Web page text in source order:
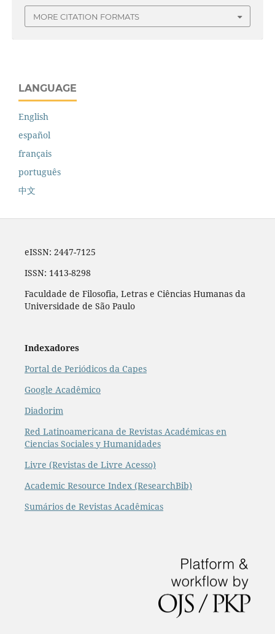
MORE CITATION FORMATS
LANGUAGE
English
español
français
português
中文
eISSN: 2447-7125
ISSN: 1413-8298
Faculdade de Filosofia, Letras e Ciências Humanas da
Universidade de São Paulo
Indexadores
Portal de Periódicos da Capes
Google Acadêmico
Diadorim
Red Latinoamericana de Revistas Académicas en
Ciencias Sociales y Humanidades
Livre (Revistas de Livre Acesso)
Academic Resource Index (ResearchBib)
Sumários de Revistas Acadêmicas